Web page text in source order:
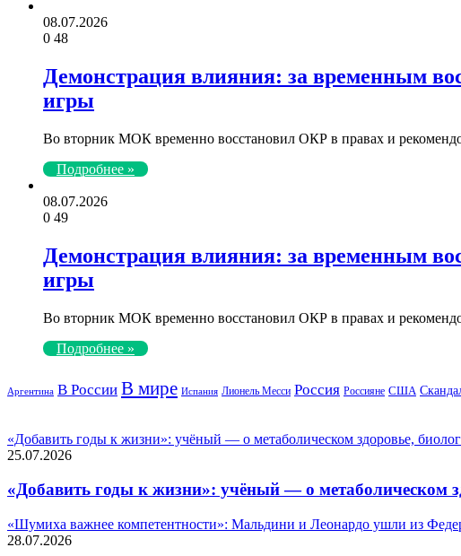
08.07.2026
0 48
Демонстрация влияния: за временным
игры
Во вторник МОК временно восстановил ОКР в правах и
Подробнее »
08.07.2026
0 49
Демонстрация влияния: за временным
игры
Во вторник МОК временно восстановил ОКР в правах и
Подробнее »
Аргентина В России В мире Испания Лионель Месси Россия Россияне США
«Добавить годы к жизни»: учёный — о метаболическом здоровье,
25.07.2026
«Добавить годы к жизни»: учёный — о метаболическом
«Шумиха важнее компетентности»: Мальдини и Леонардо ушли из
28.07.2026